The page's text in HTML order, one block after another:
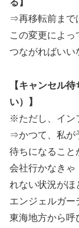
⇒再移転前まで
この変更によ
つながればいい
【キャンセル
い）】
※ただし、イン
⇒かつて、私が
待ちになること
会社行かなきゃ
れない状況がほ
エンジェルガー
東海地方から呼